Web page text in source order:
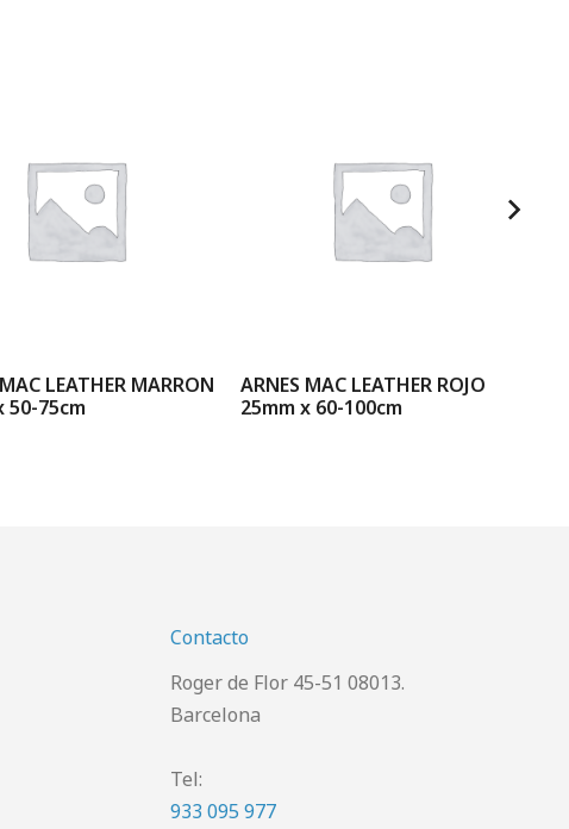
LEATHER MARRON
50-75cm
ARNES MAC LEATHER ROJO
25mm x 60-100cm
Contacto
Roger de Flor 45-51 08013.
Barcelona
Tel:
933 095 977